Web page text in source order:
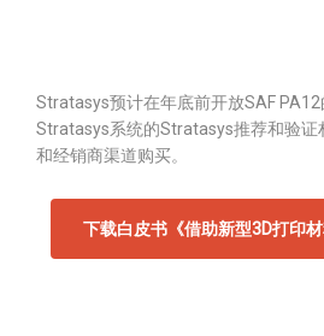
Stratasys预计在年底前开放SAF
Stratasys系统的Stratasys推荐和验证
和经销商渠道购买。
下载白皮书《借助新型3D打印材